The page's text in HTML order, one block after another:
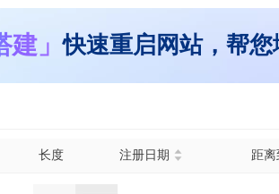
建」快速重启网站，帮
长度 注册日期 距离